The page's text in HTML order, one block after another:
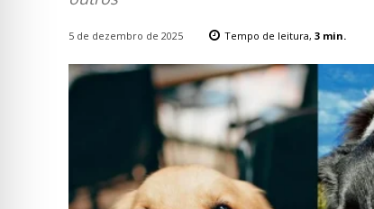
5 de dezembro de 2025 Tempo de leitura, 3 min.